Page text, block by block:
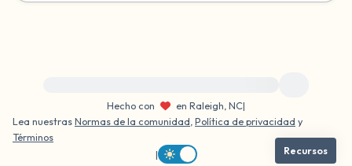
Hecho con
en Raleigh, NC|
Lea nuestrasNormas de la comunidad Política de privacidad y
Términos
|
Recursos